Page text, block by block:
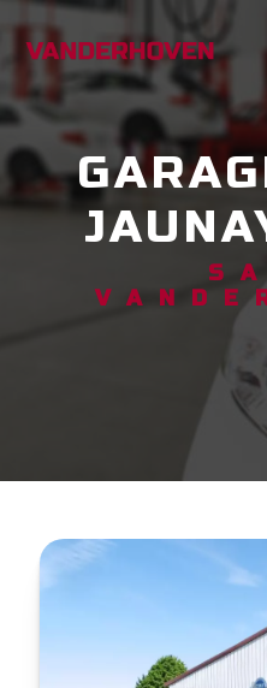
GARAGE AUTO
SARL
Panneau de gestion des